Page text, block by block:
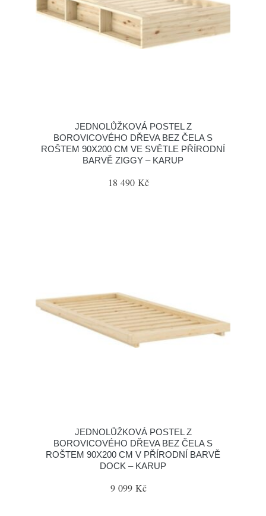
JEDNOLŮŽKOVÁ POSTEL Z
BOROVICOVÉHO DŘEVA BEZ ČELA S
ROŠTEM 90X200 CM VE SVĚTLE PŘÍRODNÍ
BARVĚ ZIGGY – KARUP
18 490 Kč
JEDNOLŮŽKOVÁ POSTEL Z
BOROVICOVÉHO DŘEVA BEZ ČELA S
ROŠTEM 90X200 CM V PŘÍRODNÍ BARVĚ
DOCK – KARUP
9 099 Kč